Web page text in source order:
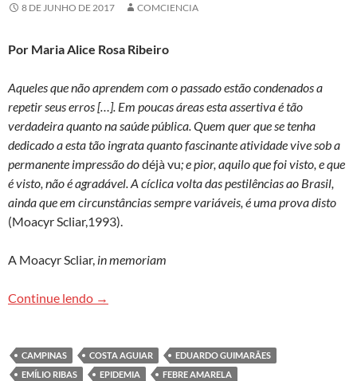
8 DE JUNHO DE 2017 COMCIENCIA
Por Maria Alice Rosa Ribeiro
Aqueles que não aprendem com o passado estão condenados a
repetir seus erros […]. Em poucas áreas esta assertiva é tão
verdadeira quanto na saúde pública. Quem quer que se tenha
dedicado a esta tão ingrata quanto fascinante atividade vive sob a
permanente impressão dodéjà vu; e pior, aquilo que foi visto, e que
é visto, não é agradável. A cíclica volta das pestilências ao Brasil,
ainda que em circunstâncias sempre variáveis, é uma prova disto
(Moacyr Scliar,1993).
A Moacyr Scliar, in memoriam
Continue lendo Febre amarela…uma das histórias sem fim
→
CAMPINAS COSTA AGUIAR
EDUARDO GUIMARÃES
EMÍLIO RIBAS
EPIDEMIA
FEBRE AMARELA